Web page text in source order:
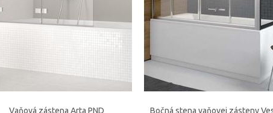
Vaňová zástena Arta PND Bočná stena vaňovej zásteny